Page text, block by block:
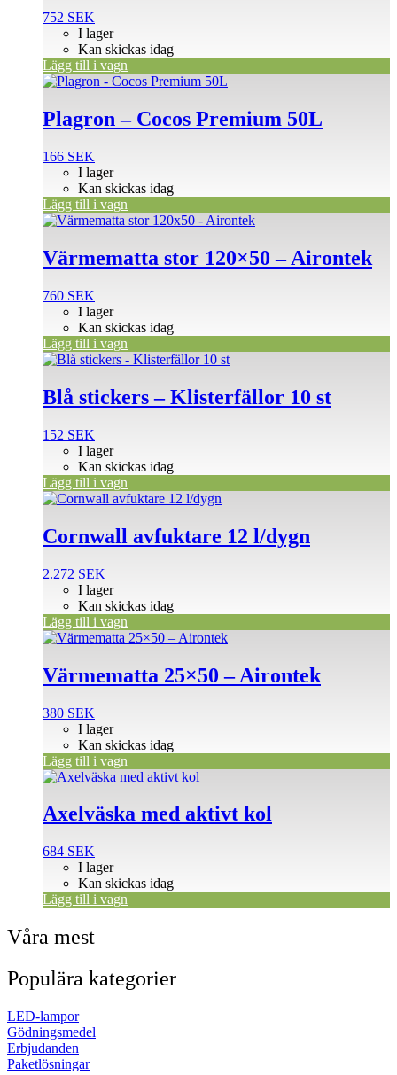
752 SEK
I lager
Kan skickas idag
Lägg till i vagn
Plagron – Cocos Premium 50L
166 SEK
I lager
Kan skickas idag
Lägg till i vagn
Värmematta stor 120×50 – Airontek
760 SEK
I lager
Kan skickas idag
Lägg till i vagn
Blå stickers – Klisterfällor 10 st
152 SEK
I lager
Kan skickas idag
Lägg till i vagn
Cornwall avfuktare 12 l/dygn
2.272 SEK
I lager
Kan skickas idag
Lägg till i vagn
Värmematta 25×50 – Airontek
380 SEK
I lager
Kan skickas idag
Lägg till i vagn
Axelväska med aktivt kol
684 SEK
I lager
Kan skickas idag
Lägg till i vagn
Våra mest
Populära kategorier
LED-lampor
Gödningsmedel
Erbjudanden
Paketlösningar